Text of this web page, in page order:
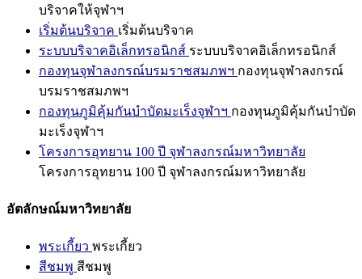
บริจาคให้จุฬาฯ
เริ่มต้นบริจาค เริ่มต้นบริจาค
ระบบบริจาคอิเล็กทรอนิกส์ ระบบบริจาคอิเล็กทรอนิกส์
กองทุนจุฬาลงกรณ์บรมราชสมภพฯ กองทุนจุฬาลงกรณ์
บรมราชสมภพฯ
กองทุนภูมิคุ้มกันบำบัดมะเร็งจุฬาฯ กองทุนภูมิคุ้มกันบำบัด
มะเร็งจุฬาฯ
โครงการอุทยาน 100 ปี จุฬาลงกรณ์มหาวิทยาลัย
โครงการอุทยาน 100 ปี จุฬาลงกรณ์มหาวิทยาลัย
อัตลักษณ์มหาวิทยาลัย
พระเกี้ยว พระเกี้ยว
สีชมพู สีชมพู